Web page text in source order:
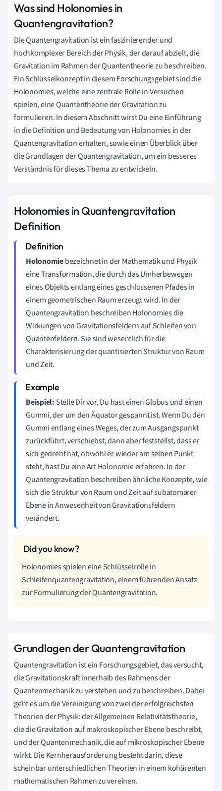
Was sind Holonomies in
Quantengravitation?
Die Quantengravitation ist ein faszinierender und
hochkomplexer Bereich der Physik, der darauf abzielt, die
Gravitation im Rahmen der Quantentheorie zu beschreiben.
Ein Schlüsselkonzept in diesem Forschungsgebiet sind die
Holonomies, welche eine zentrale Rolle in Versuchen
spielen, eine Quantentheorie der Gravitation zu
formulieren. In diesem Abschnitt wirst Du eine Einführung
in die Definition und Bedeutung von Holonomies in der
Quantengravitation erhalten, sowie einen Überblick über
die Grundlagen der Quantengravitation, um ein besseres
Verständnis für dieses Thema zu entwickeln.
Holonomies in Quantengravitation
Definition
Holonomiebezeichnet in der Mathematik und Physik
eine Transformation, die durch das Umherbewegen
eines Objekts entlang eines geschlossenen Pfades in
einem geometrischen Raum erzeugt wird. In der
Quantengravitation beschreiben Holonomies die
Wirkungen von Gravitationsfeldern auf Schleifen von
Quantenfeldern. Sie sind wesentlich für die
Charakterisierung der quantisierten Struktur von Raum
und Zeit.
Beispiel: Stelle Dir vor, Du hast einen Globus und einen
Gummi, der um den Äquator gespannt ist. Wenn Du den
Gummi entlang eines Weges, der zum Ausgangspunkt
zurückführt, verschiebst, dann aber feststellst, dass er
sich gedreht hat, obwohl er wieder am selben Punkt
steht, hast Du eine Art Holonomie erfahren. In der
Quantengravitation beschreiben ähnliche Konzepte, wie
sich die Struktur von Raum und Zeit auf subatomarer
Ebene in Anwesenheit von Gravitationsfeldern
verändert.
Holonomies spielen eine Schlüsselrolle in
Schleifenquantengravitation, einem führenden Ansatz
zur Formulierung der Quantengravitation.
Grundlagen der Quantengravitation
Quantengravitation ist ein Forschungsgebiet, das versucht,
die Gravitationskraft innerhalb des Rahmens der
Quantenmechanik zu verstehen und zu beschreiben. Dabei
geht es um die Vereinigung von zwei der erfolgreichsten
Theorien der Physik: der Allgemeinen Relativitätstheorie,
die die Gravitation auf makroskopischer Ebene beschreibt,
und der Quantenmechanik, die auf mikroskopischer Ebene
wirkt. Die Kernherausforderung besteht darin, diese
scheinbar unterschiedlichen Theorien in einem kohärenten
mathematischen Rahmen zu vereinen.